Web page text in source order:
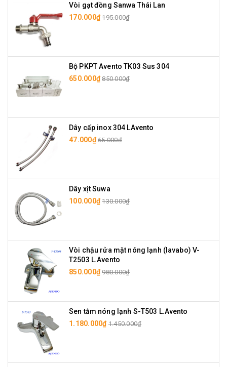
Vòi gạt đồng Sanwa Thái Lan
170.000₫ 195.000₫
Bộ PKPT Avento TK03 Sus 304
650.000₫ 850.000₫
Dây cấp inox 304 LAvento
47.000₫ 65.000₫
Dây xịt Suwa
100.000₫ 130.000₫
Vòi chậu rửa mặt nóng lạnh (lavabo) V-
T2503 L.Avento
850.000₫ 980.000₫
Sen tắm nóng lạnh S-T503 L.Avento
1.180.000₫ 1.450.000₫